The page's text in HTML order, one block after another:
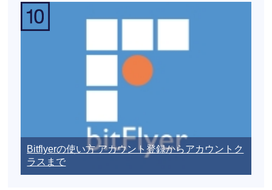
Bitflyerの使い方 アカウント登録からアカウントク
ラスまで